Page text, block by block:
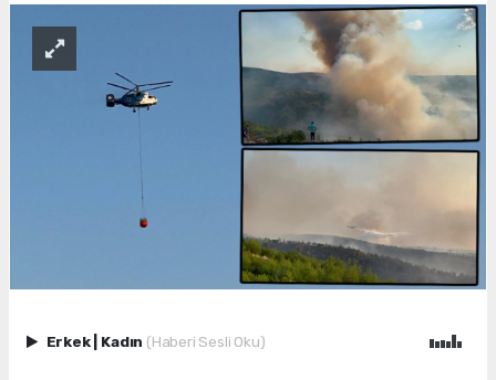
Erkek Kadın (Haberi Sesli Oku)